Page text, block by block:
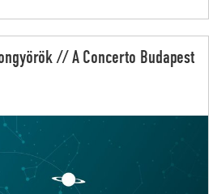
// A Concerto Budapest